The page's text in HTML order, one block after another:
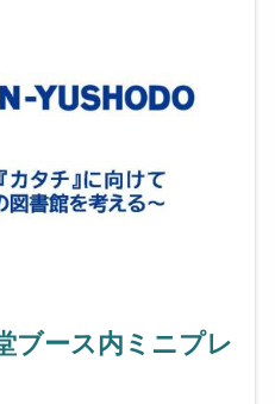
ブース内ミニプレ